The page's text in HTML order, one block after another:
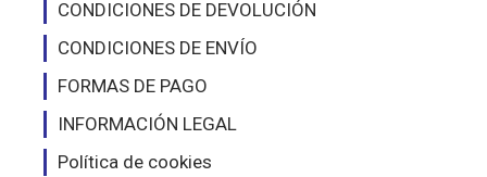
CONDICIONES DE DEVOLUCIÓN
CONDICIONES DE ENVÍO
FORMAS DE PAGO
INFORMACIÓN LEGAL
Política de cookies